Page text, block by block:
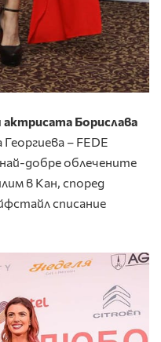
актрисата Борислава
– FEDE
добре облечените
в Кан, според
списание